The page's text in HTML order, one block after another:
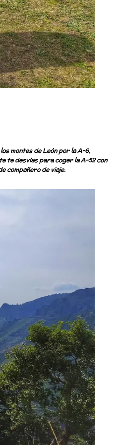
montes de León por la A-6,
te desvías para coger la A-52 con
compañero de viaje.